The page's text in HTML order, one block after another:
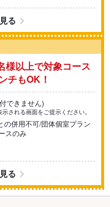
る
様以上で対象コース
チもOK！
できません)
される画面をご提示ください。
の併用不可/団体個室プラン
スのみ
る